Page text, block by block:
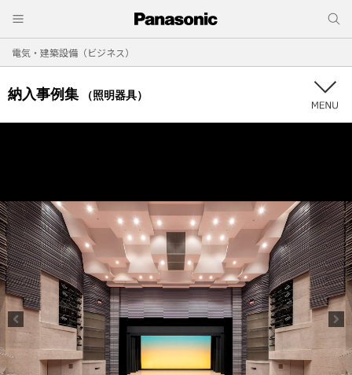
電気・建築設備（ビジネス）
納入事例集 （照明器具）